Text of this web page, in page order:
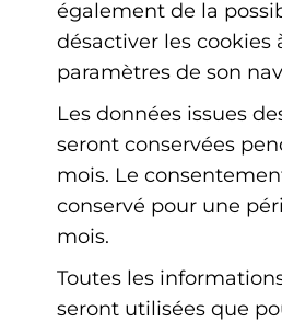
également de la
désactiver les cookies
paramètres de son
Les données issues
seront conservées
mois. Le
conservé pour une
mois.
Toutes les
seront utilisées que